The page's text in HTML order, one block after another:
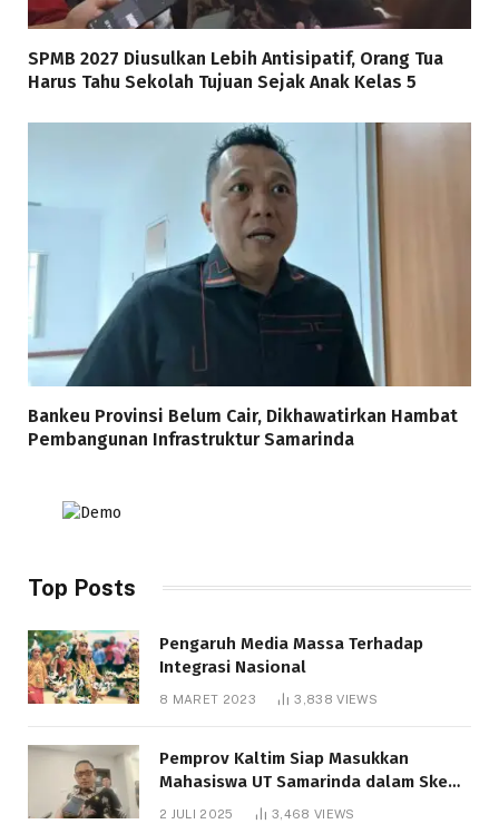
SPMB 2027 Diusulkan Lebih Antisipatif, Orang Tua
Harus Tahu Sekolah Tujuan Sejak Anak Kelas 5
Bankeu Provinsi Belum Cair, Dikhawatirkan Hambat
Pembangunan Infrastruktur Samarinda
Top Posts
Pengaruh Media Massa Terhadap
Integrasi Nasional
8 MARET 2023 3,838VIEWS
Pemprov Kaltim Siap Masukkan
Mahasiswa UT Samarinda dalam Skema
Bantuan Pendidikan Gratispol
2 JULI 2025 3,468 VIEWS